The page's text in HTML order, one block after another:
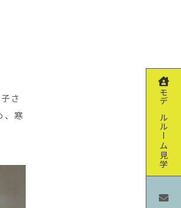
モデルルーム見学
さ
、寒